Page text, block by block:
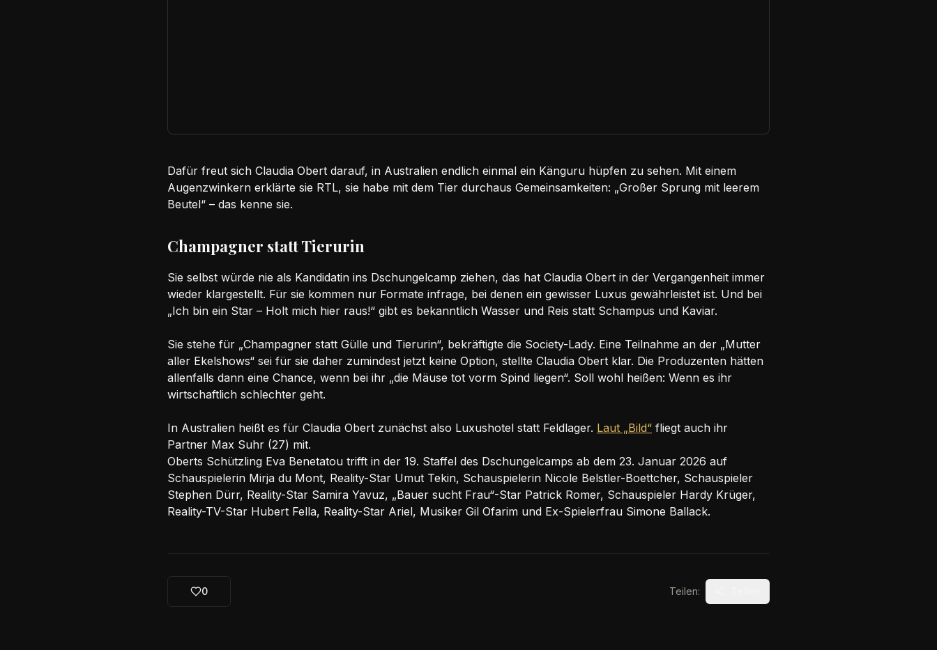
Dafür freut sich Claudia Obert darauf, in Australien endlich einmal ein Känguru hüpfen zu sehen. Mit einem
Augenzwinkern erklärte sie RTL, sie habe mit dem Tier durchaus Gemeinsamkeiten: „Großer Sprung mit leerem
Beutel“ – das kenne sie.
Champagner statt Tierurin
Sie selbst würde nie als Kandidatin ins Dschungelcamp ziehen, das hat Claudia Obert in der Vergangenheit immer
wieder klargestellt. Für sie kommen nur Formate infrage, bei denen ein gewisser Luxus gewährleistet ist. Und bei
„Ich bin ein Star – Holt mich hier raus!“ gibt es bekanntlich Wasser und Reis statt Schampus und Kaviar.
Sie stehe für „Champagner statt Gülle und Tierurin“, bekräftigte die Society-Lady. Eine Teilnahme an der „Mutter
aller Ekelshows“ sei für sie daher zumindest jetzt keine Option, stellte Claudia Obert klar. Die Produzenten hätten
allenfalls dann eine Chance, wenn bei ihr „die Mäuse tot vorm Spind liegen“. Soll wohl heißen: Wenn es ihr
wirtschaftlich schlechter geht.
In Australien heißt es für Claudia Obert zunächst also Luxushotel statt Feldlager. Laut „Bild“ fliegt auch ihr
Partner Max Suhr (27) mit.
Oberts Schützling Eva Benetatou trifft in der 19. Staffel des Dschungelcamps ab dem 23. Januar 2026 auf
Schauspielerin Mirja du Mont, Reality-Star Umut Tekin, Schauspielerin Nicole Belstler-Boettcher, Schauspieler
Stephen Dürr, Reality-Star Samira Yavuz, „Bauer sucht Frau“-Star Patrick Romer, Schauspieler Hardy Krüger,
Reality-TV-Star Hubert Fella, Reality-Star Ariel, Musiker Gil Ofarim und Ex-Spielerfrau Simone Ballack.
0 Teilen: